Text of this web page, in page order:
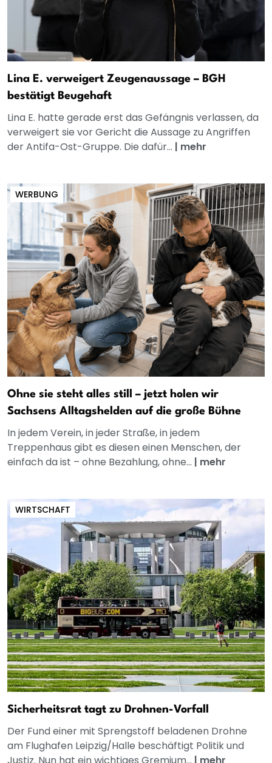
Lina E. verweigert Zeugenaussage – BGH
bestätigt Beugehaft
Lina E. hatte gerade erst das Gefängnis verlassen, da
verweigert sie vor Gericht die Aussage zu Angriffen
der Antifa-Ost-Gruppe. Die dafür... | mehr
WERBUNG
Ohne sie steht alles still – jetzt holen wir
Sachsens Alltagshelden auf die große Bühne
In jedem Verein, in jeder Straße, in jedem
Treppenhaus gibt es diesen einen Menschen, der
einfach da ist – ohne Bezahlung, ohne... | mehr
WIRTSCHAFT
Sicherheitsrat tagt zu Drohnen-Vorfall
Der Fund einer mit Sprengstoff beladenen Drohne
am Flughafen Leipzig/Halle beschäftigt Politik und
Justiz. Nun hat ein wichtiges Gremium... | mehr